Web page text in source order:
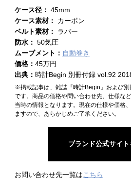
ケース径： 45mm
ケース素材： カーボン
ベルト素材： ラバー
防水： 50気圧
ムーブメント： 自動巻き
価格： 45万円
出典： 時計Begin 別冊付録 vol.92
※掲載記事は、雑誌『時計Begin』および
です。商品の価格や問い合わせ先、仕様な
当時の情報となります。現在の仕様や価格
ますので、あらかじめご了承ください。
ブランド公式サイト
お問い合わせ先一覧はこちら